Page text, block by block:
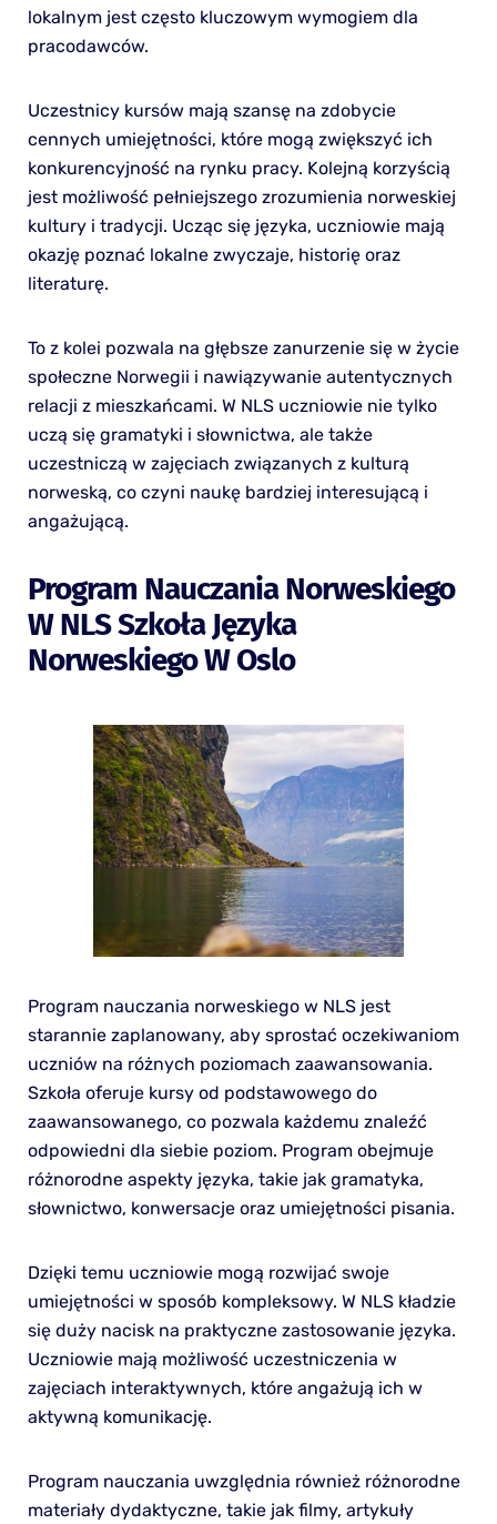
lokalnym jest często kluczowym wymogiem dla
pracodawców.
Uczestnicy kursów mają szansę na zdobycie
cennych umiejętności, które mogą zwiększyć ich
konkurencyjność na rynku pracy. Kolejną korzyścią
jest możliwość pełniejszego zrozumienia norweskiej
kultury i tradycji. Ucząc się języka, uczniowie mają
okazję poznać lokalne zwyczaje, historię oraz
literaturę.
To z kolei pozwala na głębsze zanurzenie się w życie
społeczne Norwegii i nawiązywanie autentycznych
relacji z mieszkańcami. W NLS uczniowie nie tylko
uczą się gramatyki i słownictwa, ale także
uczestniczą w zajęciach związanych z kulturą
norweską, co czyni naukę bardziej interesującą i
angażującą.
Program Nauczania Norweskiego
W NLS Szkoła Języka
Norweskiego W Oslo
Program nauczania norweskiego w NLS jest
starannie zaplanowany, aby sprostać oczekiwaniom
uczniów na różnych poziomach zaawansowania.
Szkoła oferuje kursy od podstawowego do
zaawansowanego, co pozwala każdemu znaleźć
odpowiedni dla siebie poziom. Program obejmuje
różnorodne aspekty języka, takie jak gramatyka,
słownictwo, konwersacje oraz umiejętności pisania.
Dzięki temu uczniowie mogą rozwijać swoje
umiejętności w sposób kompleksowy. W NLS kładzie
się duży nacisk na praktyczne zastosowanie języka.
Uczniowie mają możliwość uczestniczenia w
zajęciach interaktywnych, które angażują ich w
aktywną komunikację.
Program nauczania uwzględnia również różnorodne
materiały dydaktyczne, takie jak filmy, artykuły